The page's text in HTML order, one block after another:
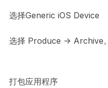
选择Generic iOS Device
选择 Produce -> Archive。
打包应用程序